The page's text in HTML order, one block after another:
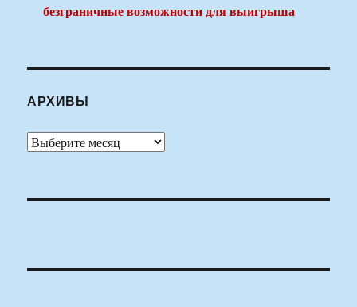
безграничные возможности для выигрыша
АРХИВЫ
Архивы